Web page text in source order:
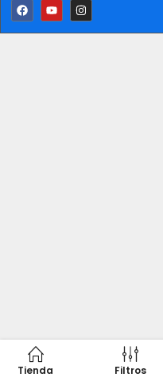
Tienda Filtros